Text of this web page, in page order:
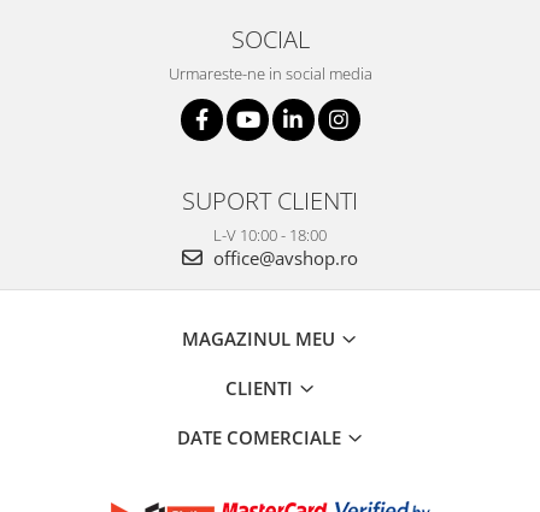
SOCIAL
Urmareste-ne in social media
SUPORT CLIENTI
L-V 10:00 - 18:00
office@avshop.ro
MAGAZINUL MEU
CLIENTI
DATE COMERCIALE